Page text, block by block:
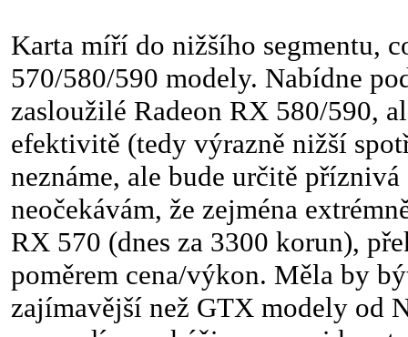
Karta míří do nižšího segmentu,
570/580/590 modely. Nabídne
zasloužilé Radeon RX 580/590,
efektivitě (tedy výrazně nižší
neznáme, ale bude určitě
neočekávám, že zejména
RX 570 (dnes za 3300 korun),
poměrem cena/výkon. Měla by
zajímavější než GTX modely od